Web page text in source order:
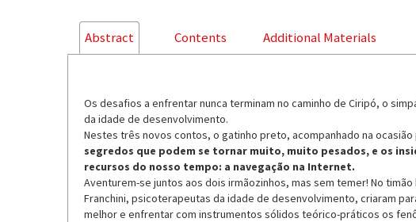
Abstract Contents Additional Materials
Os desafios a enfrentar nunca terminam no caminho de Ciripó, o
da idade de desenvolvimento.
Nestes três novos contos, o gatinho preto, acompanhado na
segredos que podem se tornar muito, muito pesados, e os
recursos do nosso tempo: a navegação na Internet.
Aventurem-se juntos aos dois irmãozinhos, mas sem temer! No
Franchini, psicoterapeutas da idade de desenvolvimento, criaram
melhor e enfrentar com instrumentos sólidos teórico-práticos os